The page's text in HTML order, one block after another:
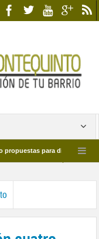
para disfrutar del deporte